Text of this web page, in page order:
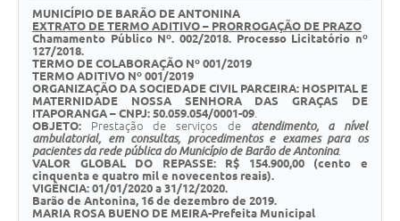
MUNICÍPIO DE BARÃO DE ANTONINA
EXTRATO DE TERMO ADITIVO – PRORROGAÇÃO DE PRAZO
Chamamento Público Nº. 002/2018. Processo Licitatório nº
127/2018.
TERMO DE COLABORAÇÃO Nº 001/2019
TERMO ADITIVO Nº 001/2019
ORGANIZAÇÃO DA SOCIEDADE CIVIL PARCEIRA: HOSPITAL E
MATERNIDADE NOSSA SENHORA DAS GRAÇAS DE
ITAPORANGA – CNPJ: 50.059.054/0001-09
OBJETO: Prestação de serviços de
atendimento, a nível
ambulatorial, em consultas, procedimentos e exames para os
pacientes da rede pública do Município de Barão de Antonina.
VALOR GLOBAL DO REPASSE: R$ 154.900,00 (cento e
cinquenta e quatro mil e novecentos reais).
VIGÊNCIA: 01/01/2020 a 31/12/2020.
Barão de Antonina, 16 de dezembro de 2019.
MARIA ROSA BUENO DE MEIRA-Prefeita Municipal